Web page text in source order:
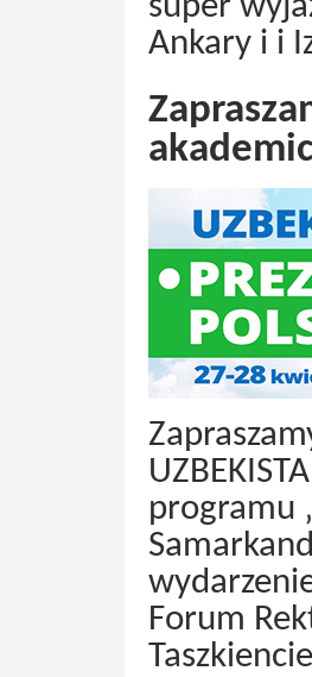
Ankary i i
programu
Forum